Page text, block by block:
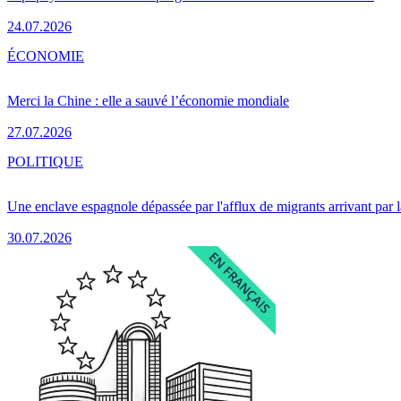
24.07.2026
Merci la Chine : elle a sauvé l’économie mondiale
27.07.2026
ÉCONOMIE
Une enclave espagnole dépassée par l'afflux de migrants arrivant par
30.07.2026
POLITIQUE